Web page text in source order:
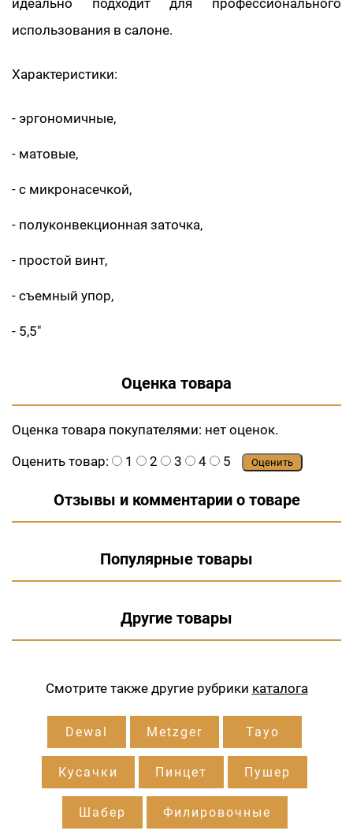
идеально подходит для профессионального
использования в салоне.
Характеристики:
- эргономичные,
- матовые,
- с микронасечкой,
- полуконвекционная заточка,
- простой винт,
- съемный упор,
- 5,5"
Оценка товара
Оценка товара покупателями: нет оценок.
Оценить товар:
1 2 3 4 5 Оценить
Отзывы и комментарии о товаре
Популярные товары
Другие товары
Смотрите также другие рубрики каталога
Dewal Metzger Tayo
Кусачки Пинцет Пушер
Шабер Филировочные